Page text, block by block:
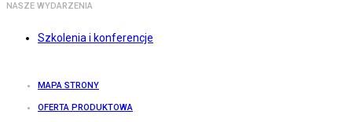
NASZE WYDARZENIA
Szkolenia i konferencje
MAPA STRONY
OFERTA PRODUKTOWA